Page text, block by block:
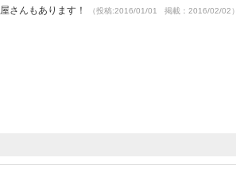
さんもあります！
（投稿:2016/01/01 掲載：2016/02/02）